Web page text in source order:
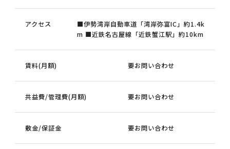
アクセス
■伊勢湾岸自動車道「湾岸弥富IC」約1.4k
m ■近鉄名古屋線「近鉄蟹江駅」約10km
賃料(月額) 要お問い合わせ
共益費/管理費(月額) 要お問い合わせ
敷金/保証金 要お問い合わせ